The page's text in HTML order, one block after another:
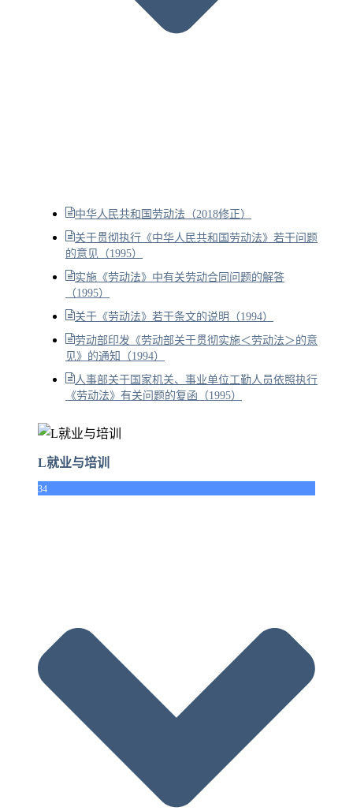
中华人民共和国劳动法（2018修正）
关于贯彻执行《中华人民共和国劳动法》若干问题
的意见（1995）
实施《劳动法》中有关劳动合同问题的解答
（1995）
关于《劳动法》若干条文的说明（1994）
劳动部印发《劳动部关于贯彻实施＜劳动法＞的意
见》的通知（1994）
人事部关于国家机关、事业单位工勤人员依照执行
《劳动法》有关问题的复函（1995）
L就业与培训
34